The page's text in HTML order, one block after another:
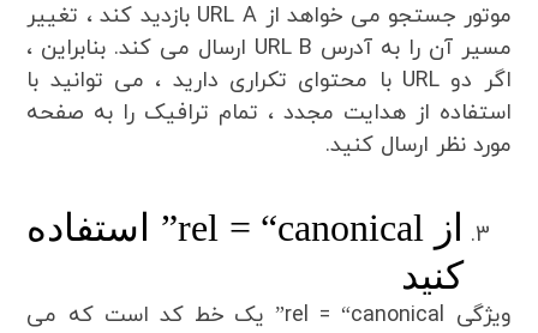
موتور جستجو می خواهد از URL A بازدید کند ، تغییر
مسیر آن را به آدرس URL B ارسال می کند. بنابراین ،
اگر دو URL با محتوای تکراری دارید ، می توانید با
استفاده از هدایت مجدد ، تمام ترافیک را به صفحه
مورد نظر ارسال کنید.
از rel = “canonical” استفاده
کنید
ویژگی rel = “canonical” یک خط کد است که می